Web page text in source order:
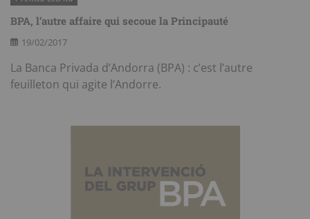
BPA, l’autre affaire qui secoue la Principauté
19/02/2017
La Banca Privada d’Andorra (BPA) : c’est l’autre
feuilleton qui agite l’Andorre.